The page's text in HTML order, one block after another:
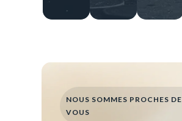
NOUS SOMMES PROCHES DE
VOUS